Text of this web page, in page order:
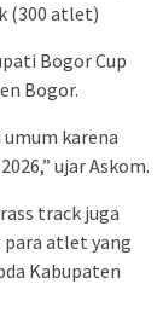
(300 atlet)
Bogor Cup
Bogor.
umum karena
ujar Askom.
track juga
para atlet yang
Kabupaten